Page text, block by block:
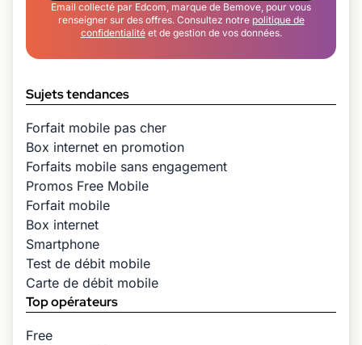
Email collecté par Edcom, marque de Bemove, pour vous
renseigner sur des offres. Consultez notre politique de
confidentialitéet de gestion de vos données.
Sujets tendances
Forfait mobile pas cher
Box internet en promotion
Forfaits mobile sans engagement
Promos Free Mobile
Forfait mobile
Box internet
Smartphone
Test de débit mobile
Carte de débit mobile
Top opérateurs
Free